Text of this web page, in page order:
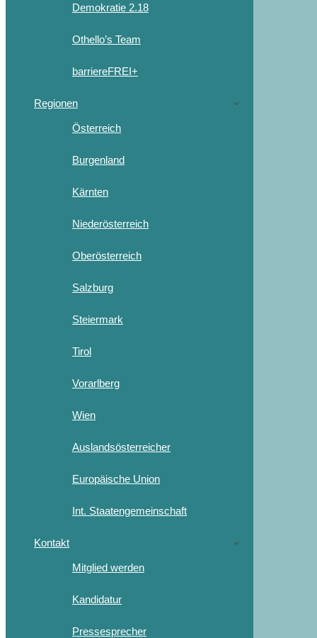
Demokratie 2.18
Othello’s Team
barriereFREI+
Regionen
Österreich
Burgenland
Kärnten
Niederösterreich
Oberösterreich
Salzburg
Steiermark
Tirol
Vorarlberg
Wien
Auslandsösterreicher
Europäische Union
Int. Staatengemeinschaft
Kontakt
Mitglied werden
Kandidatur
Pressesprecher